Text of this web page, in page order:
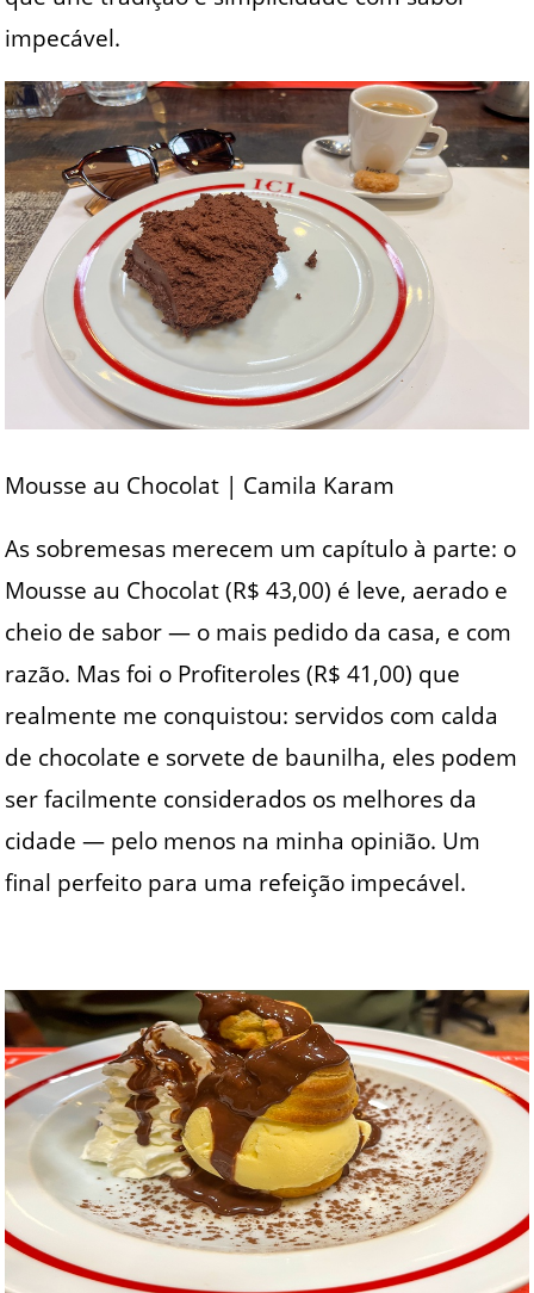
impecável.
Mousse au Chocolat | Camila Karam
As sobremesas merecem um capítulo à parte: o
Mousse au Chocolat (R$ 43,00) é leve, aerado e
cheio de sabor — o mais pedido da casa, e com
razão. Mas foi o Profiteroles (R$ 41,00) que
realmente me conquistou: servidos com calda
de chocolate e sorvete de baunilha, eles podem
ser facilmente considerados os melhores da
cidade — pelo menos na minha opinião. Um
final perfeito para uma refeição impecável.